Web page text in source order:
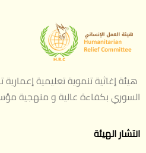
هيئة إغاثية تنموية تعليمية
السوري بكفاءة عالية و منهجية
انتشار الهيئة